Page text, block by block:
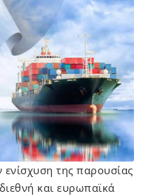
της παρουσίας
και ευρωπαϊκά